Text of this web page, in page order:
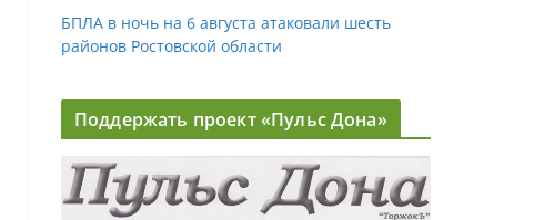
БПЛА в ночь на 6 августа атаковали шесть
районов Ростовской области
Поддержать проект «Пульс Дона»